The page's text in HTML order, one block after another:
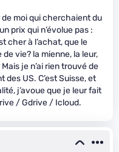
de moi qui cherchaient du
prix qui n’évolue pas :
cher à l’achat, que le
vie? la mienne, la leur,
je n’ai rien trouvé de
US. C’est Suisse, et
j’avoue que je leur fait
/ Gdrive / Icloud.